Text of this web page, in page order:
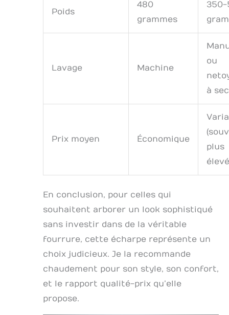
Poids
480
grammes
350-
Lavage Machine
ou
à sec
Prix moyen Économique
plus
En conclusion, pour celles qui
souhaitent arborer un look sophistiqué
sans investir dans de la véritable
fourrure, cette écharpe représente un
choix judicieux. Je la recommande
chaudement pour son style, son confort,
et le rapport qualité-prix qu’elle
propose.